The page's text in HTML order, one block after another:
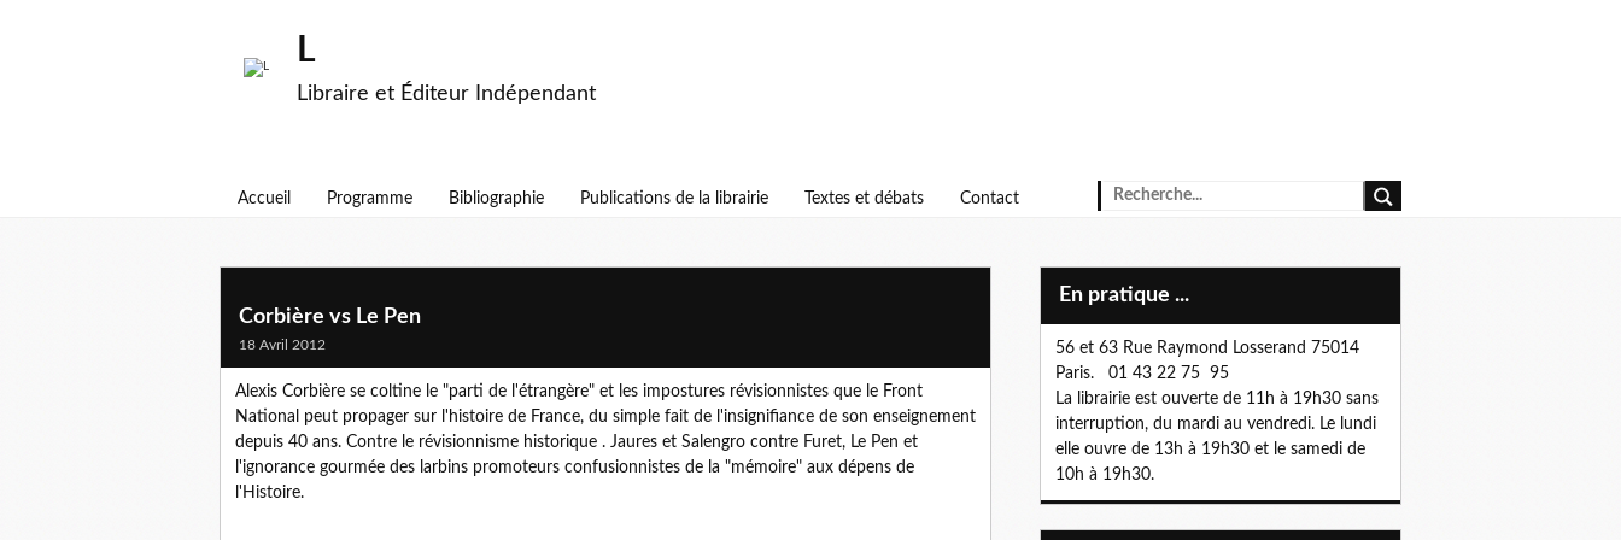
L
Libraire et Éditeur Indépendant
Accueil Programme Bibliographie Publications de la librairie Textes et débats Contact
Corbière vs Le Pen
18 Avril 2012
Alexis Corbière se coltine le "parti de l'étrangère" et les impostures révisionnistes que le Front
National peut propager sur l'histoire de France, du simple fait de l'insignifiance de son enseignement
depuis 40 ans. Contre le révisionnisme historique . Jaures et Salengro contre Furet, Le Pen et
l'ignorance gourmée des larbins promoteurs confusionnistes de la "mémoire" aux dépens de
l'Histoire.
En pratique ...
56 et 63 Rue Raymond Losserand 75014
Paris. 01 43 22 75 95
La librairie est ouverte de 11h à 19h30 sans
interruption, du mardi au vendredi. Le lundi
elle ouvre de 13h à 19h30 et le samedi de
10h à 19h30.